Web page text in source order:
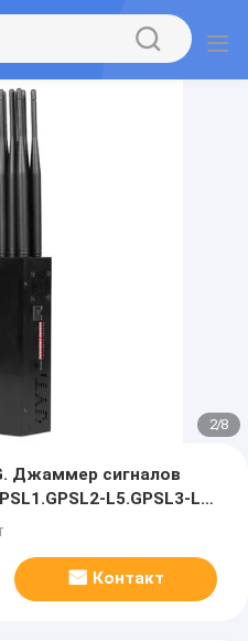
2/8
Джаммер сигналов
L5.GPSL3-L4.
Jammer
Контакт